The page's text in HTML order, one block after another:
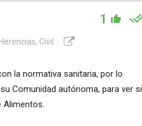
1
Civil...
la normativa sanitaria, por lo
Comunidad autónoma, para ver si
Alimentos.